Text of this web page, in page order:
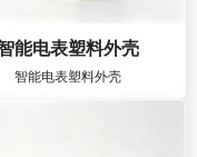
能电表塑料外壳
智能电表塑料外壳